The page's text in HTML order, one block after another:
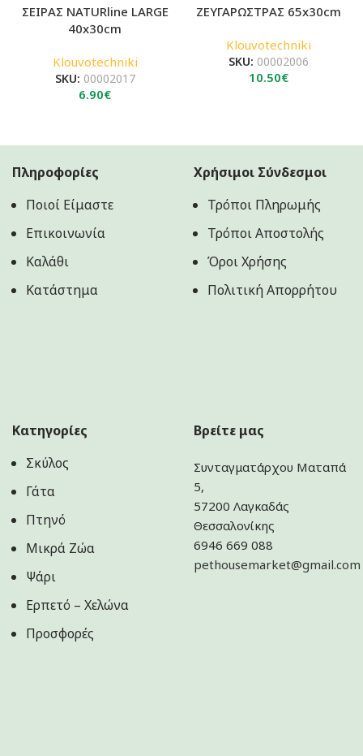
ΣΕΙΡΑΣ NATURline LARGE
40x30cm
Klouvotechniki
SKU: 00002017
6.90€
ΖΕΥΓΑΡΩΣΤΡΑΣ 65x30cm
Klouvotechniki
SKU: 00002006
10.50€
Πληροφορίες
Ποιοί Είμαστε
Επικοινωνία
Καλάθι
Κατάστημα
Χρήσιμοι Σύνδεσμοι
Τρόποι Πληρωμής
Τρόποι Αποστολής
Όροι Χρήσης
Πολιτική Aπορρήτου
Κατηγορίες
Σκύλος
Γάτα
Πτηνό
Μικρά Ζώα
Ψάρι
Ερπετό – Χελώνα
Προσφορές
Βρείτε μας
Συνταγματάρχου Ματαπά
5,
57200 Λαγκαδάς
Θεσσαλονίκης
6946 669 088
pethousemarket@gmail.com